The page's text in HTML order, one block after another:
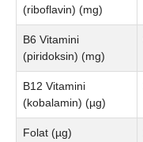
(riboflavin) (mg)
B6 Vitamini
(piridoksin) (mg)
B12 Vitamini
(kobalamin) (µg)
Folat (µg)